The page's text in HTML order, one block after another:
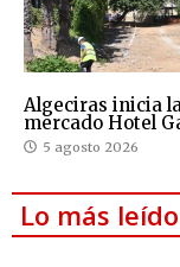
Algeciras inicia
mercado Hotel
5 agosto 2026
Lo más leído